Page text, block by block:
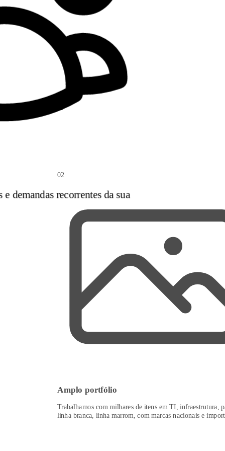
demandas recorrentes da sua
02
Amplo portfólio
Trabalhamos com milhares de itens em TI, infraestrutura,
linha branca, linha marrom, com marcas nacionais e